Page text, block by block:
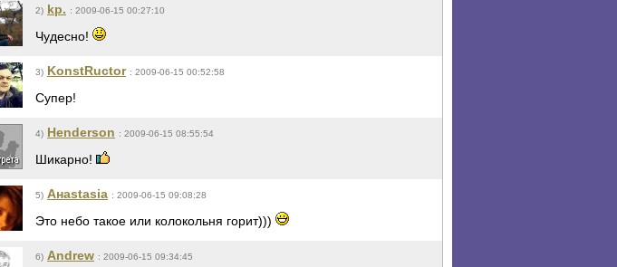
2) kp. : 2009-06-15 00:27:10
Чудесно!
3) KonstRuctor : 2009-06-15 00:52:58
Супер!
4) Henderson : 2009-06-15 08:55:54
Шикарно!
5) Анаstasia : 2009-06-15 09:08:28
Это небо такое или колокольня горит)))
6) Andrew : 2009-06-15 09:34:45